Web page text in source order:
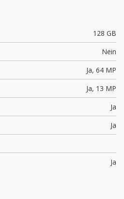
128 GB
Nein
Ja, 64 MP
Ja, 13 MP
Ja
Ja
Ja